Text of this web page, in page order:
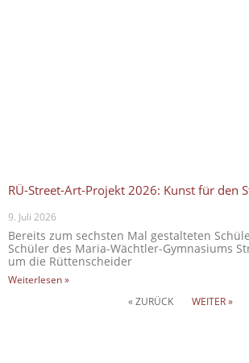
RÜ-Street-Art-Projekt 2026: Kunst für den
9. Juli 2026
Bereits zum sechsten Mal gestalteten
Schüler des Maria-Wächtler-Gymnasiums
um die Rüttenscheider
Weiterlesen »
« ZURÜCK
WEITER »